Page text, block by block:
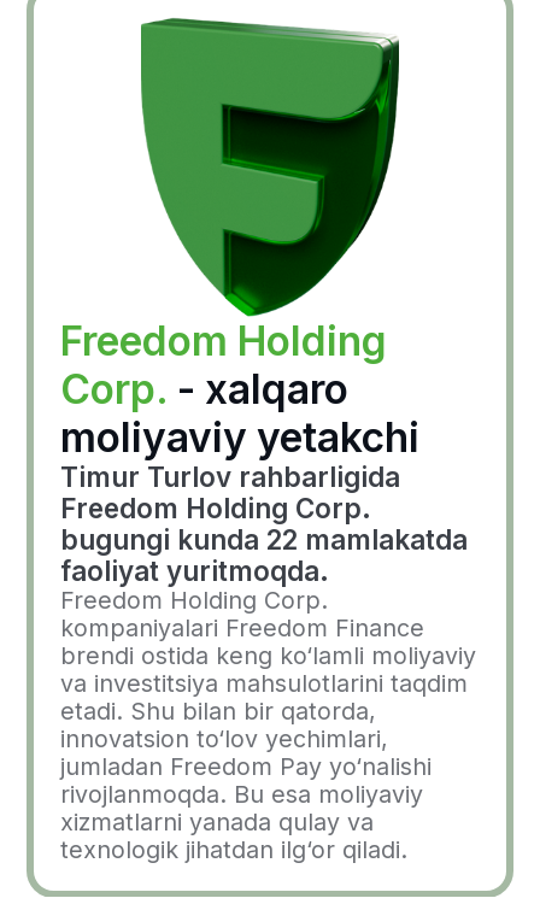
Jamiyat va
madaniyatga
qo'shgan hissasi
Timur Turlov Qozog'istondagi
ijtimoiy, madaniy va sport
tashabbuslarini faol qo'llab-
Biznes faoliyatidan tashqari, Timur
Turlov KazChess shaxmat
federatsiyasiga rahbarlik qiladi, QJ
League tashabbusi orqali yoshlar
futbolini rivojlantirishni qo‘llab-
quvvatlaydi va Oxford Qazaq
Dictionary loyihasida ishtirok etib,
qozoq tilini ommalashtirishga hissa
qo‘shadi. Ushbu loyiha
Qozog‘istonning madaniy merosini
asrash va rivojlantirishga qaratilgan
muhim tashabbusdir.